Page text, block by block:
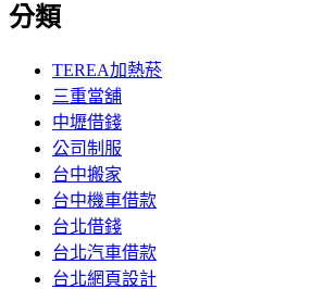
分類
TEREA加熱菸
三重當舖
中壢借錢
公司制服
台中搬家
台中機車借款
台北借錢
台北汽車借款
台北網頁設計